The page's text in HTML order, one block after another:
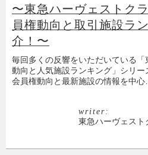
〜東急ハーヴェストク
員権動向と取引施設ラ
介！〜
毎回多くの反響をいただいている
動向と人気施設ランキング」シリ
会員権動向と最新施設の情報を中心…
writer:
東急ハーヴェスト